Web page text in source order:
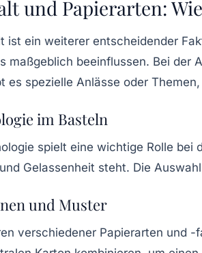
und Papierarten:
ist ein weiterer entscheidender
maßgeblich beeinflussen. Bei der
es spezielle Anlässe oder
im Basteln
spielt eine wichtige Rolle
Gelassenheit steht. Die
und Muster
verschiedener Papierarten und